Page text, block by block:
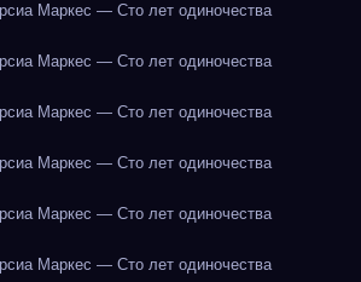
Маркес — Сто лет одиночества
Маркес — Сто лет одиночества
Маркес — Сто лет одиночества
Маркес — Сто лет одиночества
Маркес — Сто лет одиночества
Маркес — Сто лет одиночества